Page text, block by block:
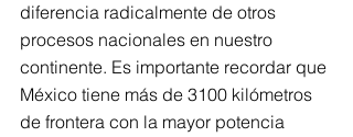
diferencia radicalmente de otros
procesos nacionales en nuestro
continente. Es importante recordar que
México tiene más de 3100 kilómetros
de frontera con la mayor potencia